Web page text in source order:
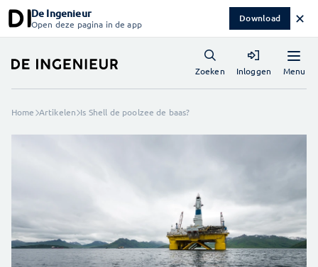
De Ingenieur
Open deze pagina in de app Download ✕
Menu
Zoeken Inloggen
Home Artikelen Is Shell de poolzee de baas?